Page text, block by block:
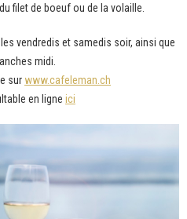
filet de boeuf ou de la volaille.
vendredis et samedis soir, ainsi que
midi.
sur www.cafeleman.ch
en ligne ici